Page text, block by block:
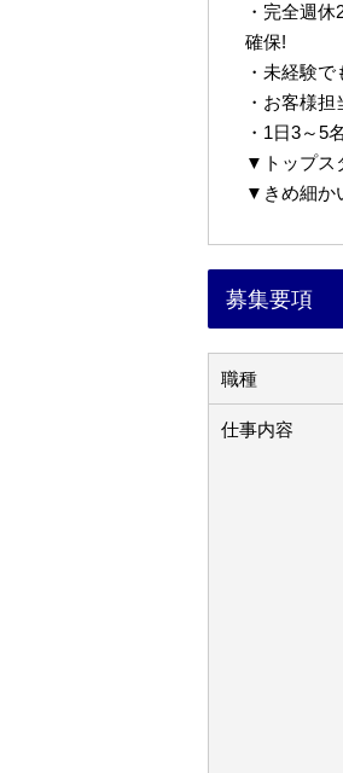
・完全週
確保!
・未経験
・お客様
・1日3～5
▼トップス
▼きめ細か
募集要項
職種
仕事内容